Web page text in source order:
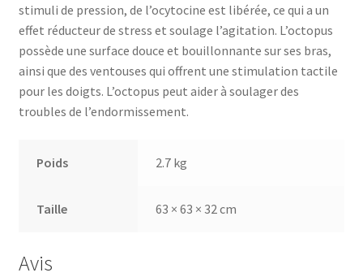
stimuli de pression, de l’ocytocine est libérée, ce qui a un
effet réducteur de stress et soulage l’agitation. L’octopus
possède une surface douce et bouillonnante sur ses bras,
ainsi que des ventouses qui offrent une stimulation tactile
pour les doigts. L’octopus peut aider à soulager des
troubles de l’endormissement.
Poids 2.7 kg
Taille 63 × 63 × 32 cm
Avis